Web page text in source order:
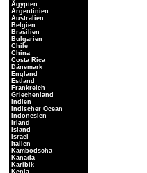
Ägypten
Argentinien
Australien
Belgien
Brasilien
Bulgarien
Chile
China
Costa Rica
Dänemark
England
Estland
Frankreich
Griechenland
Indien
Indischer Ocean
Indonesien
Irland
Island
Israel
Italien
Kambodscha
Kanada
Karibik
Kenia